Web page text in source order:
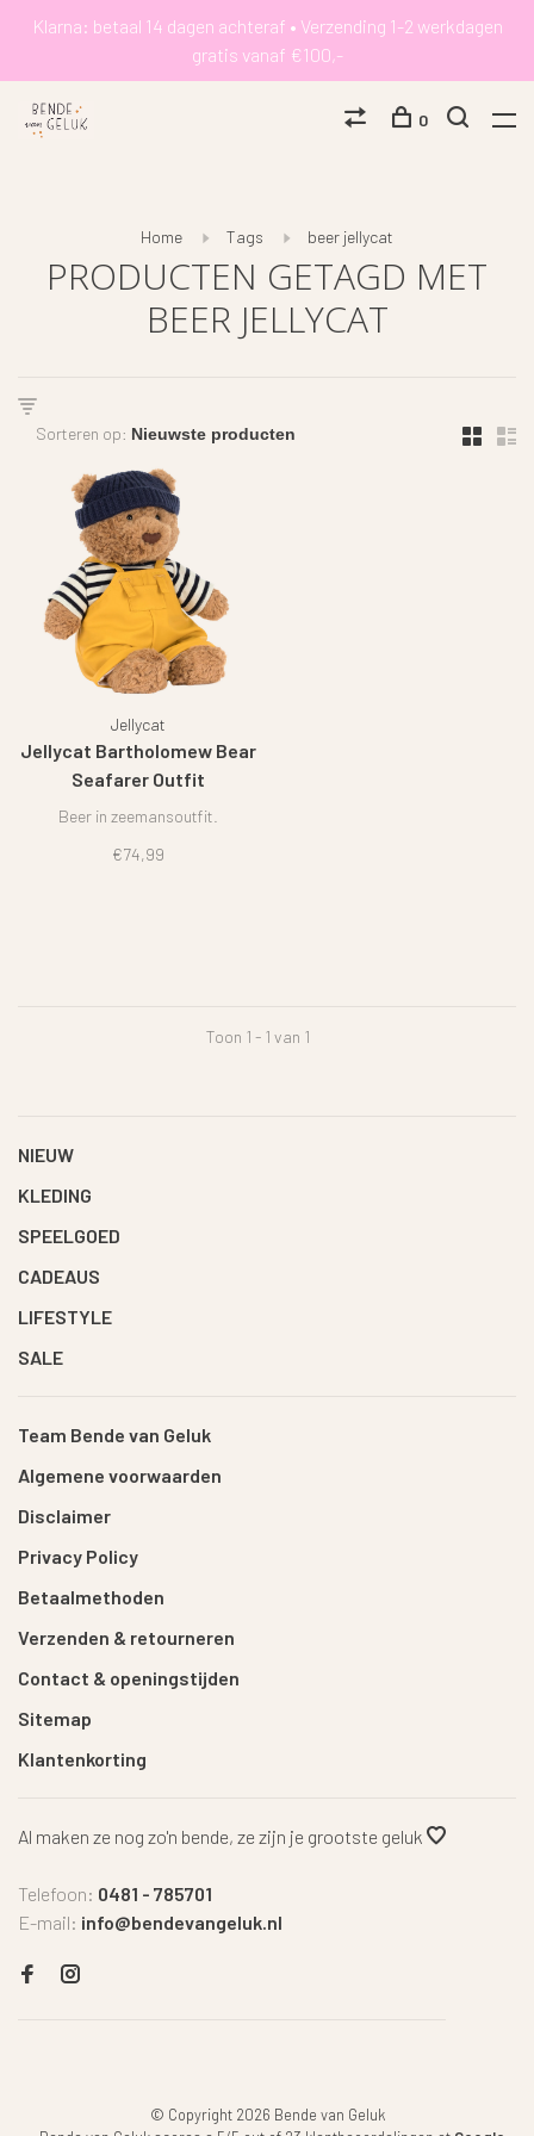
Klarna: betaal 14 dagen achteraf • Verzending 1-2 werkdagen
gratis vanaf €100,-
0
Home Tags beer jellycat
PRODUCTEN GETAGD MET
BEER JELLYCAT
Sorteren op:
Jellycat
Jellycat Bartholomew Bear
Seafarer Outfit
Beer in zeemansoutfit.
€74,99
Toon 1 - 1 van 1
NIEUW
KLEDING
SPEELGOED
CADEAUS
LIFESTYLE
SALE
Team Bende van Geluk
Algemene voorwaarden
Disclaimer
Privacy Policy
Betaalmethoden
Verzenden & retourneren
Contact & openingstijden
Sitemap
Klantenkorting
Al maken ze nog zo'n bende, ze zijn je grootste geluk
Telefoon: 0481 - 785701
E-mail: info@bendevangeluk.nl
© Copyright 2026 Bende van Geluk